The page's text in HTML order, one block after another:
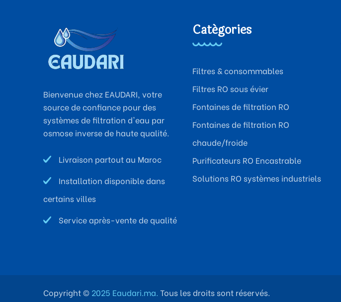
Bienvenue chez EAUDARI, votre
source de confiance pour des
systèmes de filtration d'eau par
osmose inverse de haute qualité.
Livraison partout au Maroc
Installation disponible dans
certains villes
Service après-vente de qualité
Catégories
Filtres & consommables
Filtres RO sous évier
Fontaines de filtration RO
Fontaines de filtration RO
chaude/froide
Purificateurs RO Encastrable
Solutions RO systèmes industriels
Copyright © 2025 Eaudari.ma. Tous les droits sont réservés.